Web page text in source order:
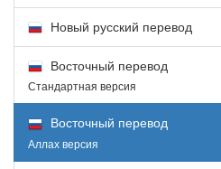
Новый русский перевод
Восточный перевод
Стандартная версия
Восточный перевод
Аллах версия